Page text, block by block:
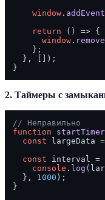
window .
return
() => {
window .
    };
  }, []);
2. Таймеры с
// Неправильно
function
startTimer
const largeData
const interval =
console . log
  },
1000 );
}